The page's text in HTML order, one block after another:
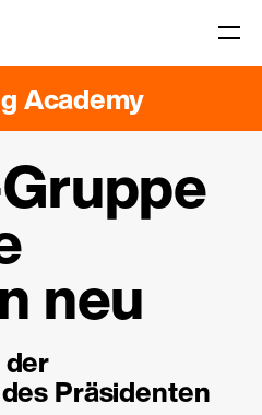
Academy
neu
Präsidenten